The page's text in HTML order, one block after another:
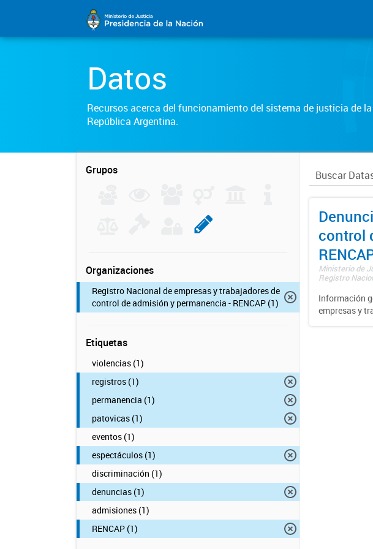
Datos
Recursos acerca del funcionamiento del sistema de justicia de la
República Argentina.
Grupos
Organizaciones
Registro Nacional de empresas y trabajadores de
control de admisión y permanencia - RENCAP (1)
Etiquetas
violencias (1)
registros (1)
permanencia (1)
patovicas (1)
eventos (1)
espectáculos (1)
discriminación (1)
denuncias (1)
admisiones (1)
RENCAP (1)
control
Ministerio de
Registro
Información
empresas y